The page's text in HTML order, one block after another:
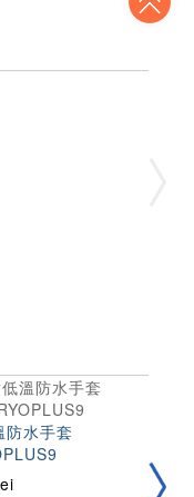
防水手套